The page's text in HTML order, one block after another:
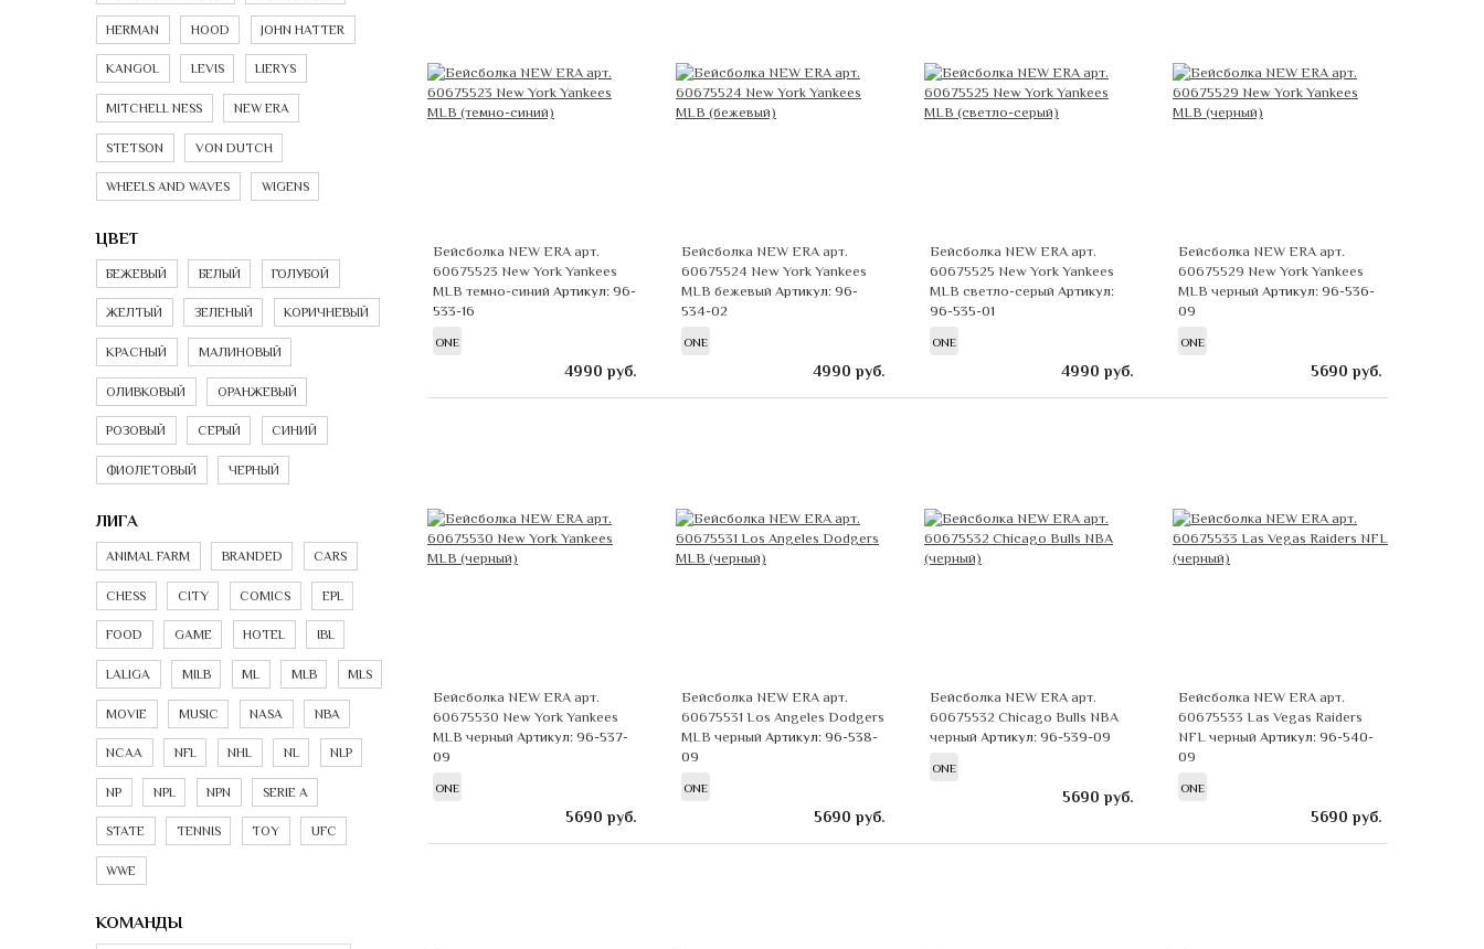
Бейсболка NEW ERA арт.
60675523 New York Yankees
MLB темно-синий Артикул: 96-
533-16
ONE
4990 руб.
Бейсболка NEW ERA арт.
60675524 New York Yankees
MLB бежевый Артикул: 96-
534-02
ONE
4990 руб.
Бейсболка NEW ERA арт.
60675525 New York Yankees
MLB светло-серый Артикул:
96-535-01
ONE
4990 руб.
Бейсболка NEW ERA арт.
60675529 New York Yankees
MLB черный Артикул: 96-536-
09
ONE
5690 руб.
Бейсболка NEW ERA арт.
60675530 New York Yankees
MLB черный Артикул: 96-537-
09
ONE
5690 руб.
Бейсболка NEW ERA арт.
60675531 Los Angeles Dodgers
MLB черный Артикул: 96-538-
09
ONE
5690 руб.
Бейсболка NEW ERA арт.
60675532 Chicago Bulls NBA
черный Артикул: 96-539-09
ONE
5690 руб.
Бейсболка NEW ERA арт.
60675533 Las Vegas Raiders
NFL черный Артикул: 96-540-
09
ONE
5690 руб.
HERMAN HOOD JOHN HATTER
KANGOL LEVIS LIERYS
MITCHELL NESS NEW ERA
STETSON VON DUTCH
WHEELS AND WAVES WIGENS
ЦВЕТ
БЕЖЕВЫЙ БЕЛЫЙ ГОЛУБОЙ
ЖЕЛТЫЙ ЗЕЛЕНЫЙ КОРИЧНЕВЫЙ
КРАСНЫЙ МАЛИНОВЫЙ
ОЛИВКОВЫЙ ОРАНЖЕВЫЙ
РОЗОВЫЙ СЕРЫЙ СИНИЙ
ФИОЛЕТОВЫЙ ЧЕРНЫЙ
ЛИГА
ANIMAL FARM BRANDED CARS
CHESS CITY COMICS EPL
FOOD GAME HOTEL IBL
LALIGA MILB ML MLB MLS
MOVIE MUSIC NASA NBA
NCAA NFL NHL NL NLP
NP NPL NPN SERIE A
STATE TENNIS TOY UFC
WWE
КОМАНДЫ